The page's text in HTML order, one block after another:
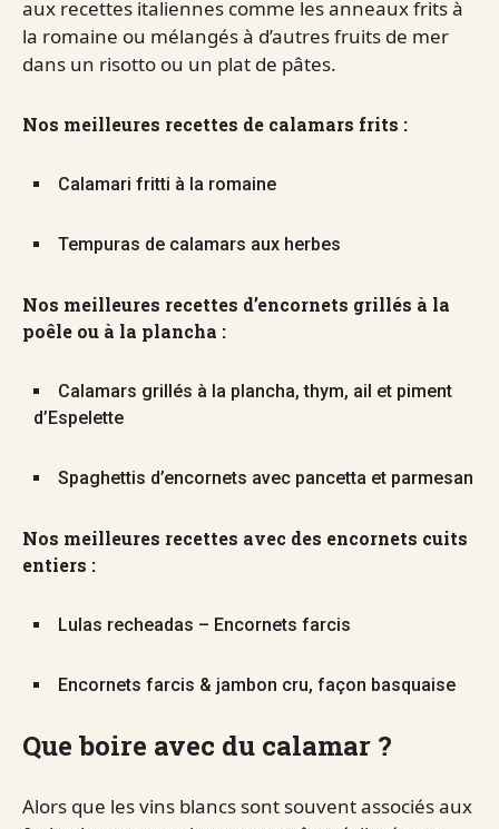
aux recettes italiennes comme les anneaux frits à
la romaine ou mélangés à d’autres fruits de mer
dans un risotto ou un plat de pâtes.
Nos meilleures recettes de calamars frits :
Calamari fritti à la romaine
Tempuras de calamars aux herbes
Nos meilleures recettes d’encornets grillés à la
poêle ou à la plancha :
Calamars grillés à la plancha, thym, ail et piment
d’Espelette
Spaghettis d’encornets avec pancetta et parmesan
Nos meilleures recettes avec des encornets cuits
entiers :
Lulas recheadas – Encornets farcis
Encornets farcis & jambon cru, façon basquaise
Que boire avec du calamar ?
Alors que les vins blancs sont souvent associés aux